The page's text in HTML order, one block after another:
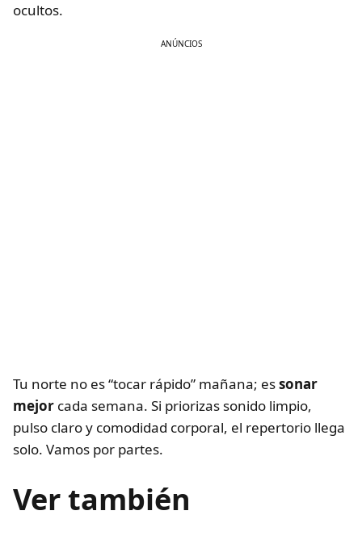
ocultos.
ANÚNCIOS
Tu norte no es “tocar rápido” mañana; essonar
mejor cada semana. Si priorizas sonido limpio,
pulso claro y comodidad corporal, el repertorio llega
solo. Vamos por partes.
Ver también